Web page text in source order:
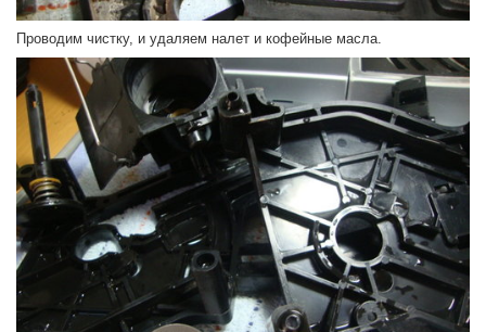
Проводим чистку, и удаляем налет и кофейные масла.